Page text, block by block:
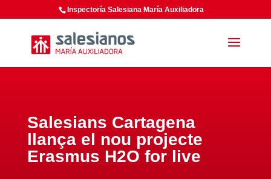
Inspectoría Salesiana María Auxiliadora
Salesians Cartagena
llança el nou projecte
Erasmus H2O for live